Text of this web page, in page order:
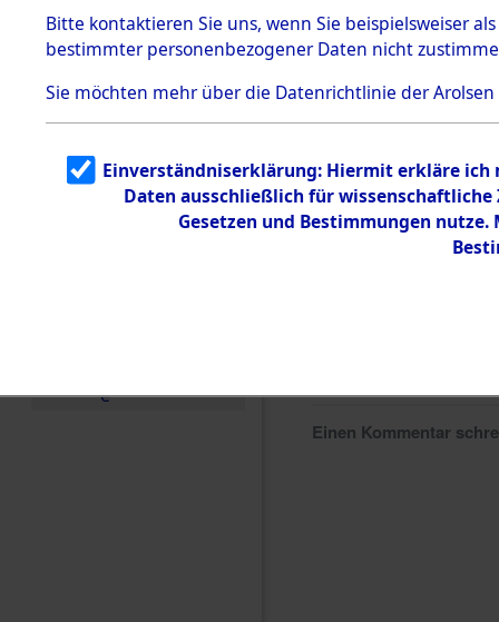
5.3.1 Alliierte
Erhebungen
zu
Todesmärsch
en
5.3.2
g
5.3.3
Todesmärsch
e
Einen Kommentar
Bitte kontaktieren Sie uns, wenn Sie beispielsweiser
bestimmter personenbezogener Daten nicht
Sie möchten mehr über die Datenrichtlinie der Arolsen
Einverständniserklärung: Hiermit erkläre ich
Daten ausschließlich für
Gesetzen und Bestimmungen